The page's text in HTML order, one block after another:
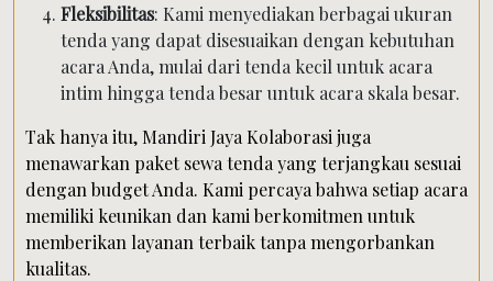
Fleksibilitas: Kami menyediakan berbagai ukuran
tenda yang dapat disesuaikan dengan kebutuhan
acara Anda, mulai dari tenda kecil untuk acara
intim hingga tenda besar untuk acara skala besar.
Tak hanya itu, Mandiri Jaya Kolaborasi juga
menawarkan paket sewa tenda yang terjangkau sesuai
dengan budget Anda. Kami percaya bahwa setiap acara
memiliki keunikan dan kami berkomitmen untuk
memberikan layanan terbaik tanpa mengorbankan
kualitas.